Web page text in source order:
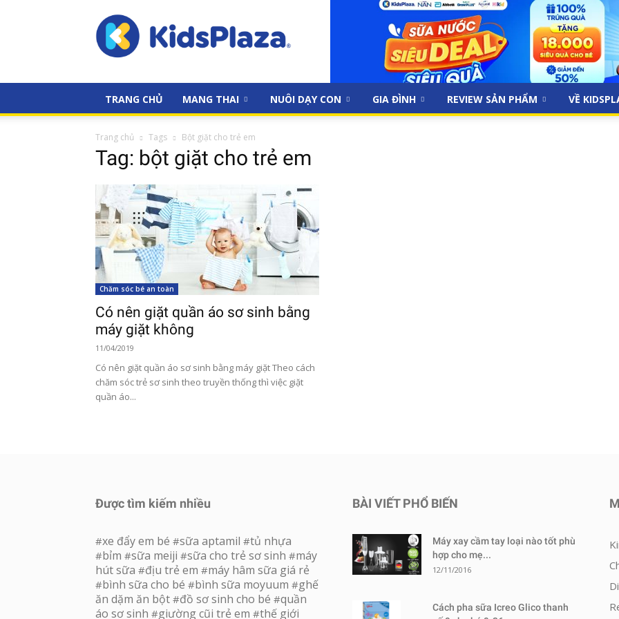
thức
dành
các
mẹ
tại
Kids
Plaza
TRANG CHỦ MANG THAI NUÔI DẠY CON GIA ĐÌNH REVIEW SẢN PHẨM VỀ
Trang chủ Tags Bột giặt cho trẻ em
Tag: bột giặt cho trẻ em
Chăm sóc bé an toàn
Có nên giặt quần áo sơ sinh bằng
máy giặt không
11/04/2019
Có nên giặt quần áo sơ sinh bằng máy giặt Theo cách
chăm sóc trẻ sơ sinh theo truyền thống thì việc giặt
quần áo...
Được tìm kiếm nhiều
#xe đẩy em bé #sữa aptamil #tủ nhựa
#bỉm #sữa meiji #sữa cho trẻ sơ sinh #máy
hút sữa #địu trẻ em #máy hâm sữa giá rẻ
#bình sữa cho bé #bình sữa moyuum #ghế
ăn dặm ăn bột #đồ sơ sinh cho bé #quần
áo sơ sinh #giường cũi trẻ em #thế giới
BÀI VIẾT PHỔ BIẾN
Máy xay cầm tay loại nào tốt phù
hợp cho mẹ...
12/11/2016
Cách pha sữa Icreo Glico thanh